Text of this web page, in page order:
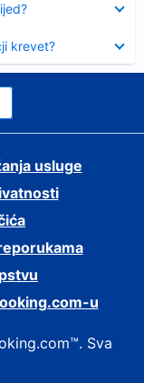
krevet?
usluge
u
Sva